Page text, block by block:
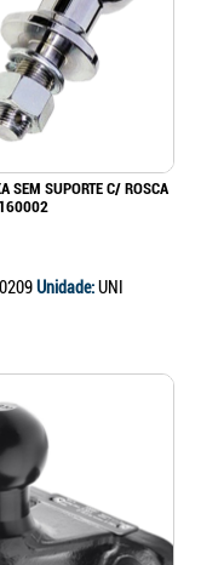
SEM SUPORTE C/ ROSCA
Unidade:UNI